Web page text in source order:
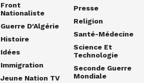
Front
Nationaliste
Guerre D'Algérie
Histoire
Idées
Immigration
Jeune Nation TV
Presse
Religion
Santé-Médecine
Science Et
Technologie
Seconde Guerre
Mondiale